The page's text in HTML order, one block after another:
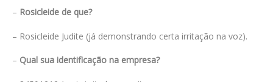
– Rosicleide de que?
– Rosicleide Judite (já demonstrando certa irritação na voz).
– Qual sua identificação na empresa?